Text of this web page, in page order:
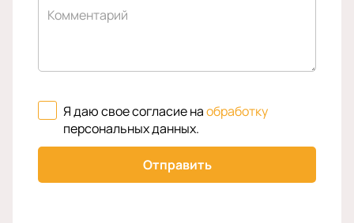
Комментарий
Я даю свое согласие наобработку
персональных данных.
Отправить